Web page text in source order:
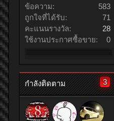
ข้อความ:
583
ถูกใจที่ได้รับ:
71
คะแนนรางวัล:
28
ใช้งานประกาศซื้อขาย:
0
กำลังติดตาม 3